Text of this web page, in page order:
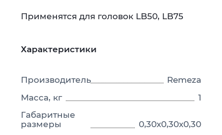
Применятся для головок LB50, LB75
Характеристики
Производитель
Remeza
Масса, кг
1
Габаритные
размеры
0,30х0,30х0,30